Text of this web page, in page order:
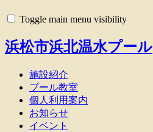
Toggle main menu visibility
浜松市浜北温水プール
施設紹介
プール教室
個人利用案内
お知らせ
イベント